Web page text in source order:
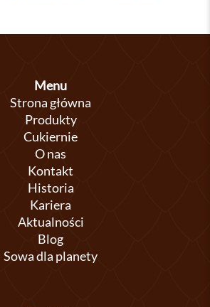
Menu
Strona główna
Produkty
Cukiernie
O nas
Kontakt
Historia
Kariera
Aktualności
Blog
Sowa dla planety